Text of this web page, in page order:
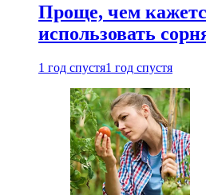
Проще, чем
использовать
1 год спустя1 год спустя